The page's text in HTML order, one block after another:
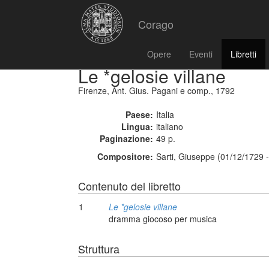
Corago
Opere Eventi Libretti
Le *gelosie villane
Firenze, Ant. Gius. Pagani e comp., 1792
Paese: Italia
Lingua: italiano
Paginazione: 49 p.
Compositore: Sarti, Giuseppe (01/12/1729
Contenuto del libretto
1
Le *gelosie villane
dramma giocoso per musica
Struttura